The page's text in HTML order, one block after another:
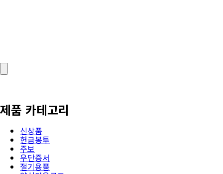
제품 카테고리
신상품
헌금봉투
주보
우단증서
절기용품